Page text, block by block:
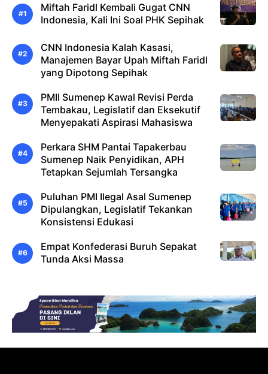
Miftah Faridl Kembali Gugat CNN
Indonesia, Kali Ini Soal PHK Sepihak
CNN Indonesia Kalah Kasasi,
Manajemen Bayar Upah Miftah Faridl
yang Dipotong Sepihak
PMII Sumenep Kawal Revisi Perda
Tembakau, Legislatif dan Eksekutif
Menyepakati Aspirasi Mahasiswa
Perkara SHM Pantai Tapakerbau
Sumenep Naik Penyidikan, APH
Tetapkan Sejumlah Tersangka
Puluhan PMI Ilegal Asal Sumenep
Dipulangkan, Legislatif Tekankan
Konsistensi Edukasi
Empat Konfederasi Buruh Sepakat
Tunda Aksi Massa